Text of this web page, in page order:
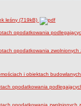
jakości wody
Lubniewic
leśny (719kB)
opodatkowania
opodatkowania
i obiektach
opodatkowania
opodatkowania zwolnionych